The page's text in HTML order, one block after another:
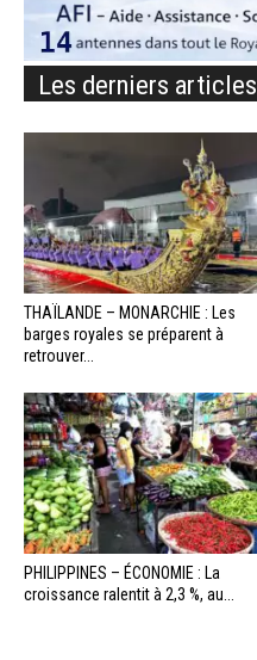
Les derniers articles
THAÏLANDE – MONARCHIE : Les
barges royales se préparent à
retrouver...
PHILIPPINES – ÉCONOMIE : La
croissance ralentit à 2,3 %, au...